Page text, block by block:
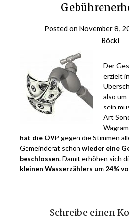
Posted on November 8,
Böckl
Der
erzielt
also
sein
Art
hat die ÖVP gegen die Stimmen
Gemeinderat schon wieder eine
beschlossen. Damit erhöhen sich
kleinen Wasserzählers um 24%
Schreibe einen